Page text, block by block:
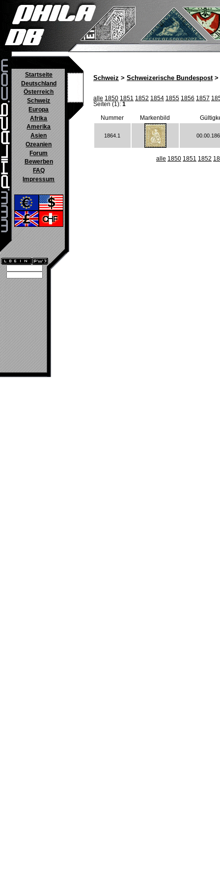
Startseite
Deutschland
Österreich
Schweiz
Europa
Afrika
Amerika
Asien
Ozeanien
Forum
Bewerben
FAQ
Impressum
Schweiz > Schweizerische Bundespost>
alle 1850 1851 1852 1854 1855 1856 1857
Seiten (1): 1
Nummer Markenbild
1864.1
alle 1850 1851 1852